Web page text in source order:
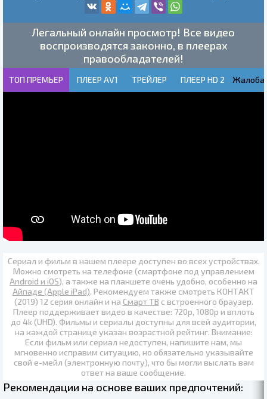
Легальный онлайн просмотр! Все видео
воспроизводятся законно, в плеерах
правообладателей!
ТОП ПРЕМЬЕР ПЛЕЕР AV1 ТРЕЙЛЕР ПЛЕЕР HD 2 Жалоба!
Сериал и фильм в нашем плеере доступен во всех устройствах.
Можно смотреть на телефоне (смартфоне под управлением
Android и iOS), а также на планшете очень удобно, особенно на
Айпаде (Apple iPad). Рекомендуем также смотреть КОНТАКТ
(2019) 12 серия онлайн и на Смарт ТВ с встроенного браузер.
Плеер поддерживает видео в качестве: 720p, 1080p и вплоть
до 4k (UHD). Фильмы и сериалы доступны для всей аудитории,
на каждой странице указан возрастной рейтинг. Внимание:
Если фильм или сериал недоступен, напишите нам, мы
мгновенно исправим ситуацию, но обязательно указывайте
свой е-мейл (электронную почту), что бы могли выслать вам
ответ на ваше сообщение.
Рекомендации на основе ваших предпочтений: